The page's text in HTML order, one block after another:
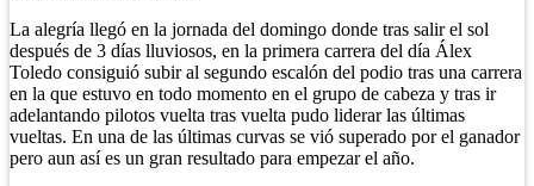
La alegría llegó en la jornada del domingo donde tras salir el sol
después de 3 días lluviosos, en la primera carrera del día Álex
Toledo consiguió subir al segundo escalón del podio tras una carrera
en la que estuvo en todo momento en el grupo de cabeza y tras ir
adelantando pilotos vuelta tras vuelta pudo liderar las últimas
vueltas. En una de las últimas curvas se vió superado por el ganador
pero aun así es un gran resultado para empezar el año.